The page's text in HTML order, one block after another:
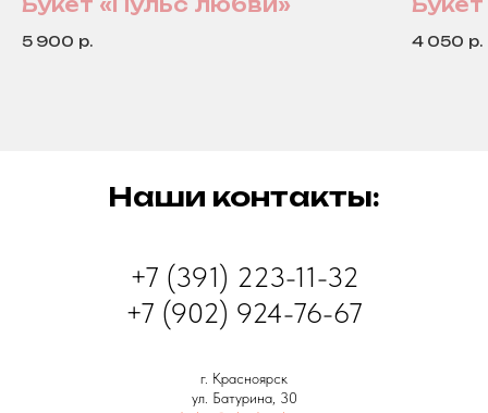
5 900 р. 4 050 р.
Наши контакты:
+7 (391) 223-11-32
+7 (902) 924-76-67
г. Красноярск
ул. Батурина, 30